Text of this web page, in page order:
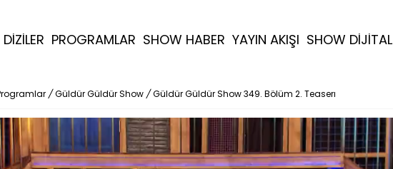
DİZİLER PROGRAMLAR SHOW HABER YAYIN AKIŞI SHOW DİJİTAL
/ Güldür Güldür Show / Güldür Güldür Show 349. Bölüm 2. Teaserı